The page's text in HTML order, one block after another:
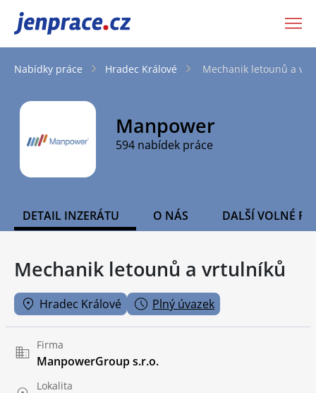
JenPráce.cz
Nabídky práce Hradec Králové Mechanik letounů a
Manpower
594 nabídek práce
DETAIL INZERÁTU O NÁS DALŠÍ VOLNÉ
Mechanik letounů a vrtulníků
Hradec Králové Plný úvazek
Firma
ManpowerGroup s.r.o.
Lokalita